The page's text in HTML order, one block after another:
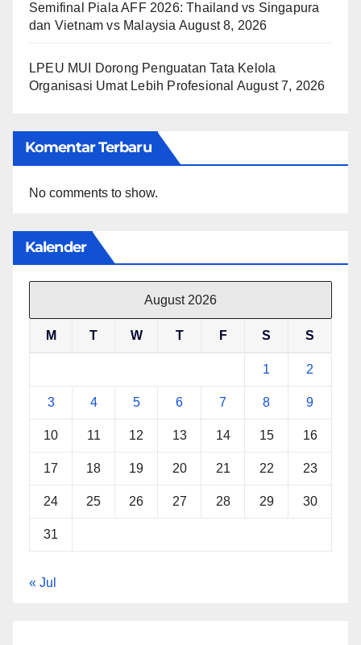
Semifinal Piala AFF 2026: Thailand vs Singapura
dan Vietnam vs Malaysia August 8, 2026
LPEU MUI Dorong Penguatan Tata Kelola
Organisasi Umat Lebih Profesional August 7, 2026
Komentar Terbaru
No comments to show.
Kalender
August 2026
M T W T F S S
1 2
3 4 5 6 7 8 9
10 11 12 13 14 15 16
17 18 19 20 21 22 23
24 25 26 27 28 29 30
31
« Jul